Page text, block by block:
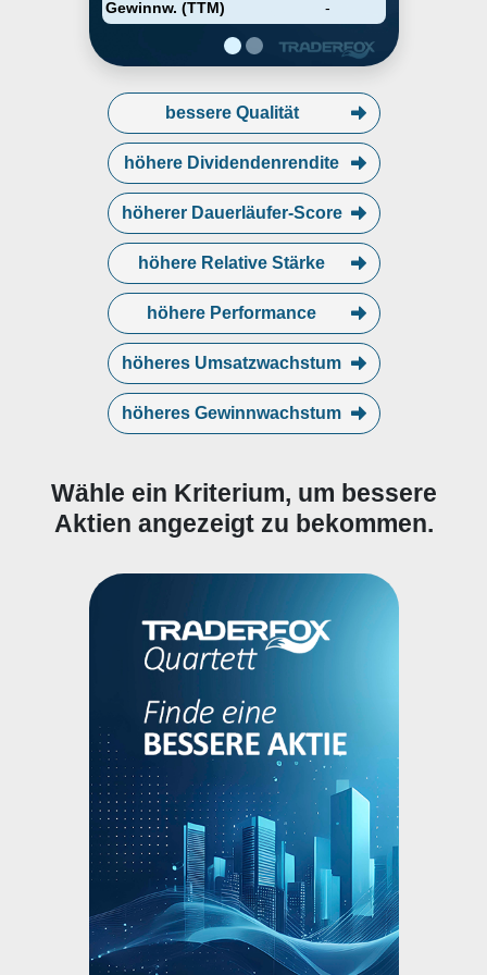
Gewinnw. (TTM)
-
bessere Qualität
höhere Dividendenrendite
höherer Dauerläufer-Score
höhere Relative Stärke
höhere Performance
höheres Umsatzwachstum
höheres Gewinnwachstum
Wähle ein Kriterium, um bessere
Aktien angezeigt zu bekommen.